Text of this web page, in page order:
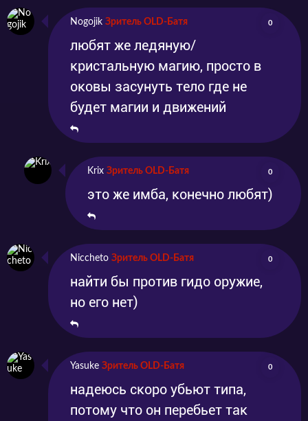
Nogojik Зритель OLD-Батя 0
любят же ледяную/
кристальную магию, просто в
оковы засунуть тело где не
будет магии и движений
Krix Зритель OLD-Батя 0
это же имба, конечно любят)
Niccheto Зритель OLD-Батя 0
найти бы против гидо оружие,
но его нет)
Yasuke Зритель OLD-Батя 0
надеюсь скоро убьют типа,
потому что он перебьет так